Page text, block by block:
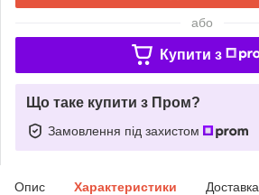
або
Купити з
Що таке купити з Пром?
Замовлення під захистом
Опис Характеристики Доставка